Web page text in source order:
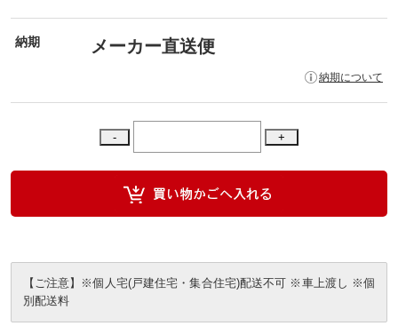
納期 メーカー直送便
納期について
【ご注意】※個人宅(戸建住宅・集合住宅)配送不可 ※車上渡し ※個
別配送料